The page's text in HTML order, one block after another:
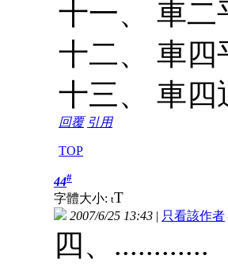
十一、 車
十二、 車
十三、 車
回覆 引用
TOP
44#
字體大小: tT
2007/6/25 13:43 | 只看該作者
四、